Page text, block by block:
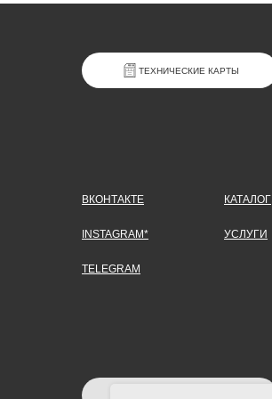
ТЕХНИЧЕСКИЕ КАРТЫ
TELEGRAM
INSTAGRAM*
ВКОНТАКТЕ
УСЛУГИ
КАТАЛОГ